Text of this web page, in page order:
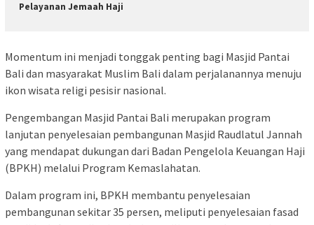
Pelayanan Jemaah Haji
Momentum ini menjadi tonggak penting bagi Masjid Pantai
Bali dan masyarakat Muslim Bali dalam perjalanannya menuju
ikon wisata religi pesisir nasional.
Pengembangan Masjid Pantai Bali merupakan program
lanjutan penyelesaian pembangunan Masjid Raudlatul Jannah
yang mendapat dukungan dari Badan Pengelola Keuangan Haji
(BPKH) melalui Program Kemaslahatan.
Dalam program ini, BPKH membantu penyelesaian
pembangunan sekitar 35 persen, meliputi penyelesaian fasad